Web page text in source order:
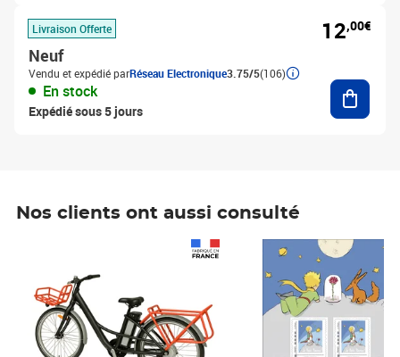
Livraison Offerte
Neuf
Vendu et expédié parRéseau Electronique3.75/5(106)
En stock
Expédié sous 5 jours
12,00€
Nos clients ont aussi consulté
Prix 7,50€